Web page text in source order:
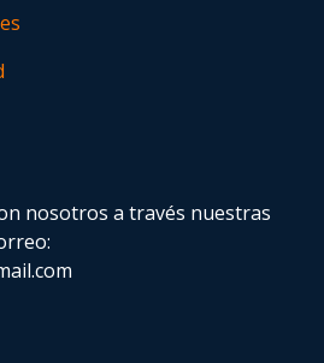
nosotros a través nuestras